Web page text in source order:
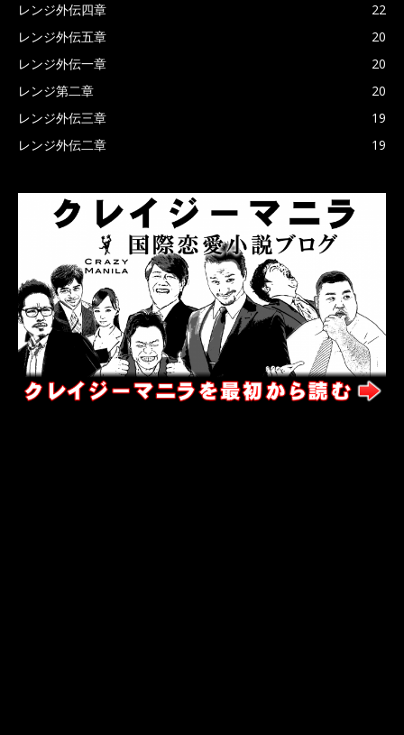
レンジ外伝四章
22
レンジ外伝五章
20
レンジ外伝一章
20
レンジ第二章
20
レンジ外伝三章
19
レンジ外伝二章
19